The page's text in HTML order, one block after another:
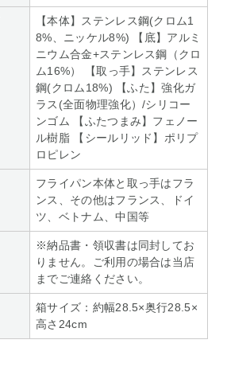
【本体】ステンレス鋼(クロム1
8%、ニッケル8%) 【底】アルミ
ニウム合金+ステンレス鋼（クロ
ム16%） 【取っ手】ステンレス
鋼(クロム18%) 【ふた】強化ガ
ラス(全面物理強化）/シリコー
ンゴム 【ふたつまみ】フェノー
ル樹脂 【シールリッド】ポリプ
ロピレン
フライパン本体と取っ手はフラ
ンス、その他はフランス、ドイ
ツ、ベトナム、中国等
※納品書・領収書は同封してお
りません。ご利用の場合は当店
までご連絡ください。
箱サイズ：約幅28.5×奥行28.5×
高さ24cm